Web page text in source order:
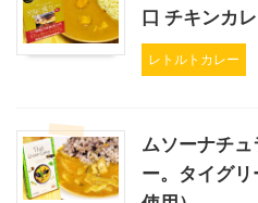
口 チキンカ
レトルトカレー
ムソーナチ
ー。タイグ